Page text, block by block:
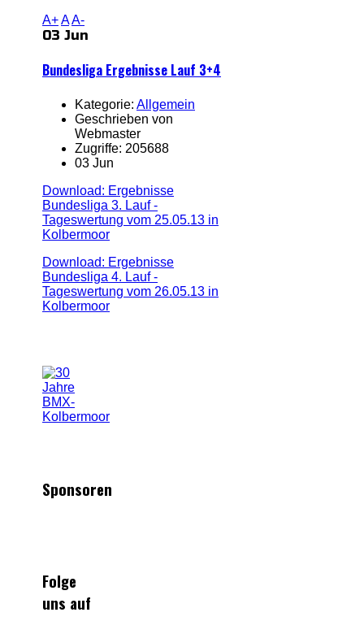
A+AA-
03 Jun
Bundesliga Ergebnisse Lauf 3+4
Kategorie: Allgemein
Geschrieben von
Webmaster
Zugriffe: 205688
03 Jun
Download: Ergebnisse
Bundesliga 3. Lauf -
Tageswertung vom 25.05.13 in
Kolbermoor
Download: Ergebnisse
Bundesliga 4. Lauf -
Tageswertung vom 26.05.13 in
Kolbermoor
Sponsoren
Folge
uns auf